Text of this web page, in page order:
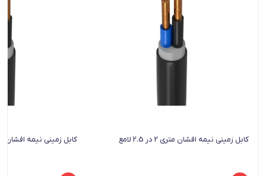
کابل زمینی نیمه افشان متری 2 در 2.5 لامع کابل زمینی نیمه افشان متری 2 در